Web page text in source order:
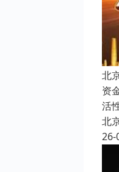
北
资
活
北
26-